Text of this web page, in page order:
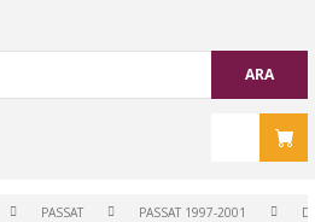
ARA
PASSAT PASSAT 1997-2001